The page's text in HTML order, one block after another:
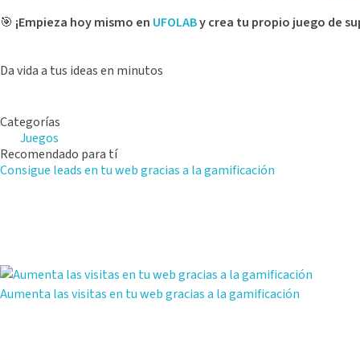
🎯 ¡Empieza hoy mismo en UFOLABy crea tu propio juego de
Da vida a tus ideas en minutos
Categorías
Juegos
Recomendado para tí
Consigue leads en tu web gracias a la gamificación
Aumenta las visitas en tu web gracias a la gamificación